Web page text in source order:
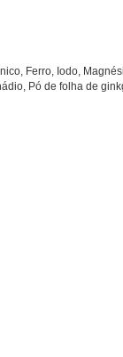
Ferro, Iodo,
Pó de folha de